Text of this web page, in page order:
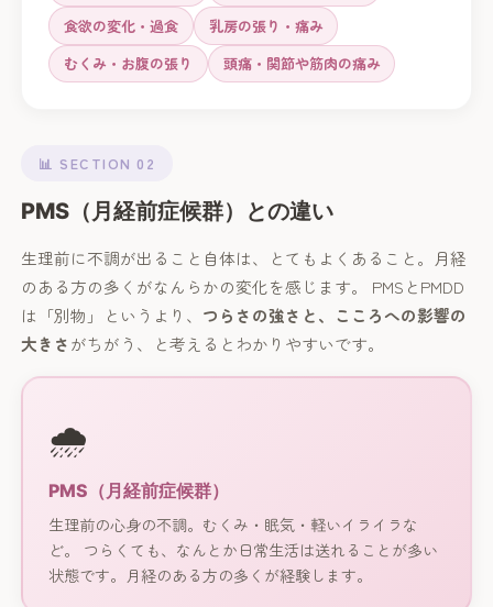
食欲の変化・過食
乳房の張り・痛み
むくみ・お腹の張り
頭痛・関節や筋肉の痛み
📊 SECTION 02
PMS（月経前症候群）との違い
生理前に不調が出ること自体は、とてもよくあること。月経
のある方の多くがなんらかの変化を感じます。 PMSとPMDD
は「別物」というより、 つらさの強さと、こころへの影響の
大きさがちがう、と考えるとわかりやすいです。
🌧️
PMS（月経前症候群）
生理前の心身の不調。むくみ・眠気・軽いイライラな
ど。 つらくても、なんとか日常生活は送れることが多い
状態です。月経のある方の多くが経験します。